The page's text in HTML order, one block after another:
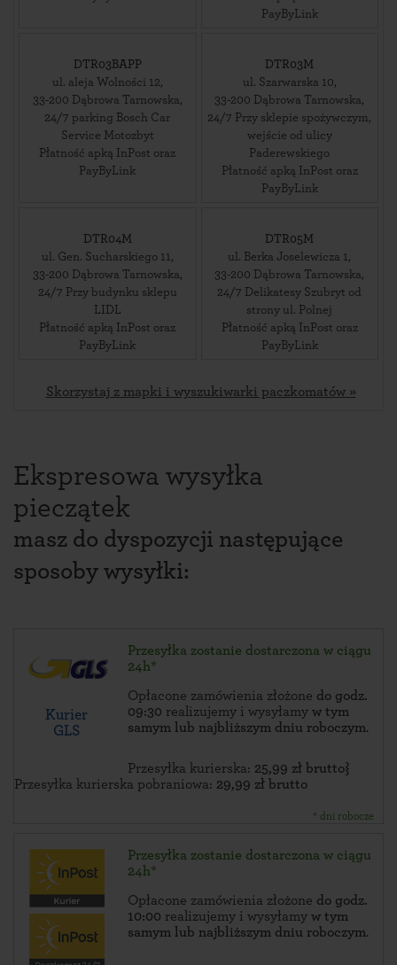
PayByLink
DTR03BAPP
ul. aleja Wolności 12,
33-200 Dąbrowa Tarnowska,
24/7 parking Bosch Car
Service Motozbyt
Płatność apką InPost oraz
PayByLink
DTR03M
ul. Szarwarska 10,
33-200 Dąbrowa Tarnowska,
24/7 Przy sklepie spożywczym,
wejście od ulicy
Paderewskiego
Płatność apką InPost oraz
PayByLink
DTR04M
ul. Gen. Sucharskiego 11,
33-200 Dąbrowa Tarnowska,
24/7 Przy budynku sklepu
LIDL
Płatność apką InPost oraz
PayByLink
DTR05M
ul. Berka Joselewicza 1,
33-200 Dąbrowa Tarnowska,
24/7 Delikatesy Szubryt od
strony ul. Polnej
Płatność apką InPost oraz
PayByLink
Skorzystaj z mapki i wyszukiwarki paczkomatów »
Ekspresowa wysyłka
pieczątek
masz do dyspozycji następujące
sposoby wysyłki:
Kurier
GLS
Przesyłka zostanie dostarczona w ciągu
24h*
Opłacone zamówienia złożone do godz.
09:30 realizujemy i wysyłamy w tym
samym lub najbliższym dniu roboczym.
Przesyłka kurierska: 25,99 zł brutto}
Przesyłka kurierska pobraniowa: 29,99 zł brutto
* dni robocze
Przesyłka zostanie dostarczona w ciągu
24h*
Opłacone zamówienia złożone do godz.
10:00 realizujemy i wysyłamy w tym
samym lub najbliższym dniu roboczym.